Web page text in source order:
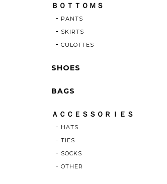
ＢＯＴＴＯＭＳ
PANTS
SKIRTS
CULOTTES
SHOES
BAGS
ＡＣＣＥＳＳＯＲＩＥＳ
HATS
TIES
SOCKS
OTHER